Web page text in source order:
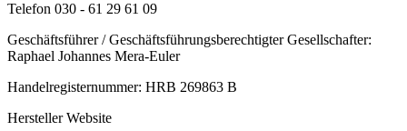
Telefon 030 - 61 29 61 09
Geschäftsführer / Geschäftsführungsberechtigter Gesellschafter:
Raphael Johannes Mera-Euler
Handelregisternummer: HRB 269863 B
Hersteller Website